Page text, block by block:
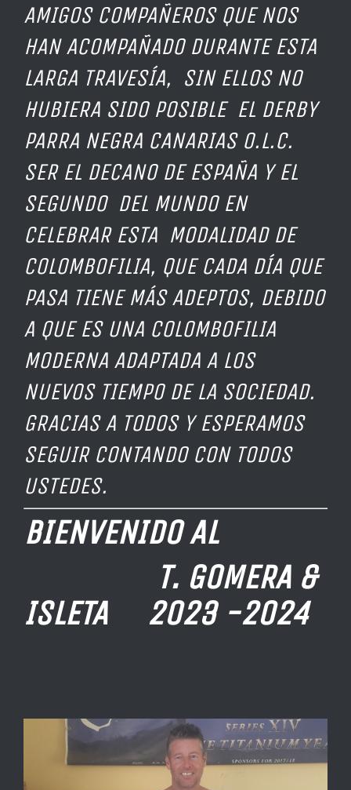
AMIGOS COMPAÑEROS QUE NOS
HAN ACOMPAÑADO DURANTE ESTA
LARGA TRAVESÍA, SIN ELLOS NO
HUBIERA SIDO POSIBLE EL DERBY
PARRA NEGRA CANARIAS O.L.C.
SER EL DECANO DE ESPAÑA Y EL
SEGUNDO DEL MUNDO EN
CELEBRAR ESTA MODALIDAD DE
COLOMBOFILIA, QUE CADA DÍA QUE
PASA TIENE MÁS ADEPTOS, DEBIDO
A QUE ES UNA COLOMBOFILIA
MODERNA ADAPTADA A LOS
NUEVOS TIEMPO DE LA SOCIEDAD.
GRACIAS A TODOS Y ESPERAMOS
SEGUIR CONTANDO CON TODOS
USTEDES.
BIENVENIDO AL
T. GOMERA &
ISLETA 2023 -2024